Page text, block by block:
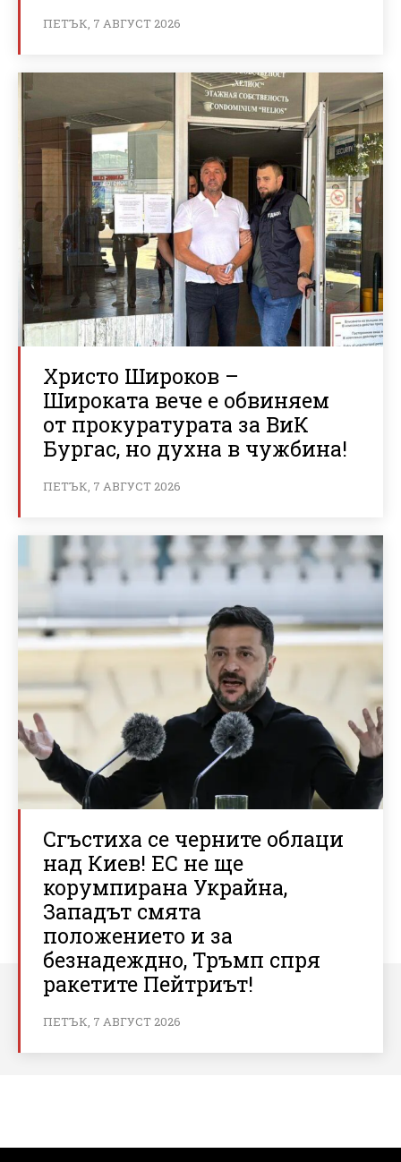
ПЕТЪК, 7 АВГУСТ 2026
Христо Широков –
Широката вече е обвиняем
от прокуратурата за ВиК
Бургас, но духна в чужбина!
ПЕТЪК, 7 АВГУСТ 2026
Сгъстиха се черните облаци
над Киев! ЕС не ще
корумпирана Украйна,
Западът смята
положението и за
безнадеждно, Тръмп спря
ракетите Пейтриът!
ПЕТЪК, 7 АВГУСТ 2026